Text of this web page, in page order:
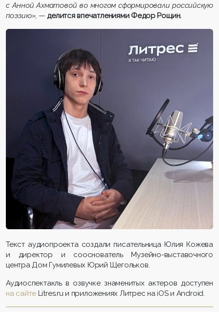
с Анной Ахматовой во многом сформировали российскую
поэзию», — делится впечатлениями Федор Рощин.
Текст аудиопроекта создали писательница Юлия Кожева
и директор и сооснователь Музейно-выставочного
центра Дом Гумилевых Юрий Щегольков.
Аудиоспектакль в озвучке знаменитых актеров доступен
на сайте Litres.ru и приложениях Литрес на iOS и Android.